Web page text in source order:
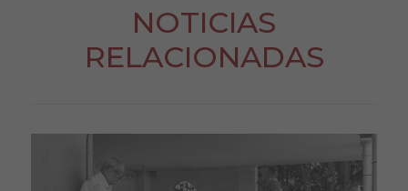
NOTICIAS
RELACIONADAS